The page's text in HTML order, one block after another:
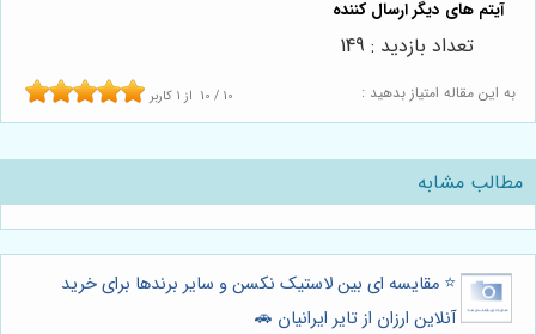
به این مقاله امتیاز بدهید : 10 / 10 از 1 کاربر
تعداد بازدید : 149
مطالب مشابه
⭐️ مقایسه ای بین لاستیک نکسن و سایر برندها برای خرید
آنلاین ارزان از تایر ایرانیان 🚗